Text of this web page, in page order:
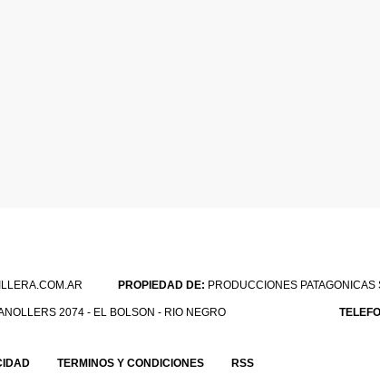
PROPIEDAD DE: PRODUCCIONES PATAGONICAS
2074 - EL BOLSON - RIO NEGRO
TERMINOS Y CONDICIONES RSS